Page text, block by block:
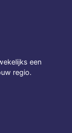
een
regio.